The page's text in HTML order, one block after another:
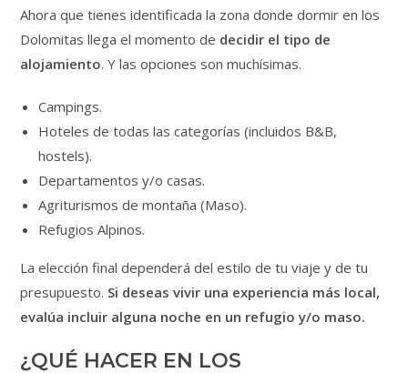
Ahora que tienes identificada la zona donde dormir en los
Dolomitas llega el momento de decidir el tipo de
alojamiento. Y las opciones son muchísimas.
Campings.
Hoteles de todas las categorías (incluidos B&B,
hostels).
Departamentos y/o casas.
Agriturismos de montaña (Maso).
Refugios Alpinos.
La elección final dependerá del estilo de tu viaje y de tu
presupuesto. Si deseas vivir una experiencia más local,
evalúa incluir alguna noche en un refugio y/o maso.
¿QUÉ HACER EN LOS